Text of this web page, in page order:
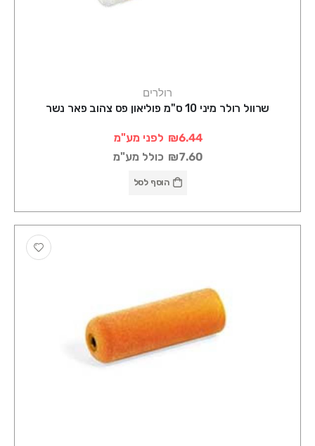
רולרים
שרוול רולר מיני 10 ס"מ פוליאון פס צהוב פאר נשר
₪6.44 לפני מע"מ
₪7.60 כולל מע"מ
הוסף לסל